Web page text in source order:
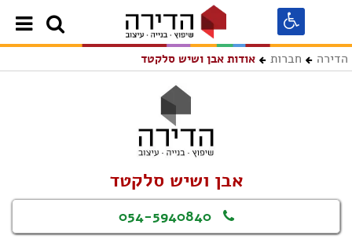
הדירה חברות אודות אבן ושיש סלקטד
אבן ושיש סלקטד
054-5940840